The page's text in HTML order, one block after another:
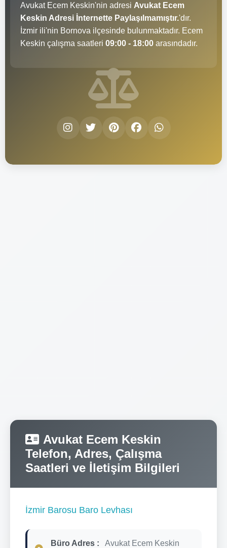
Avukat Ecem Keskin'nin adresi Avukat Ecem
Keskin Adresi İnternette Paylaşılmamıştır.'dır.
İzmir ili'nin Bornova ilçesinde bulunmaktadır. Ecem
Keskin çalışma saatleri 09:00 - 18:00 arasındadır.
Avukat Ecem Keskin
Telefon, Adres, Çalışma
Saatleri ve İletişim Bilgileri
İzmir Barosu Baro Levhası
Büro Adres :
Avukat Ecem Keskin